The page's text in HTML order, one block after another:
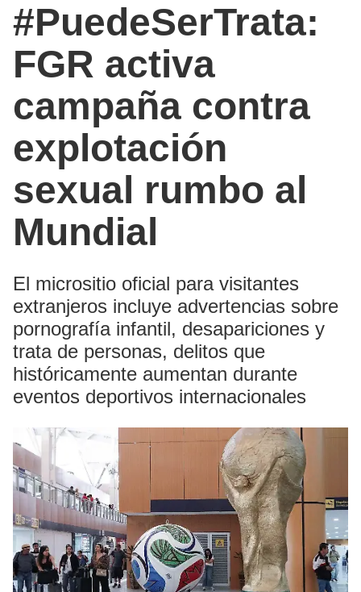
#PuedeSerTrata:
FGR activa
campaña contra
explotación
sexual rumbo al
Mundial
El micrositio oficial para visitantes
extranjeros incluye advertencias sobre
pornografía infantil, desapariciones y
trata de personas, delitos que
históricamente aumentan durante
eventos deportivos internacionales